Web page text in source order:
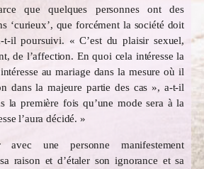
que quelques personnes ont des
‘curieux’, que forcément la société doit
t-il poursuivi. « C’est du plaisir sexuel,
de l’affection. En quoi cela intéresse la
au mariage dans la mesure où il
dans la majeure partie des cas », a-t-il
la première fois qu’une mode sera à la
l’aura décidé. »
avec une personne manifestement
raison et d’étaler son ignorance et sa